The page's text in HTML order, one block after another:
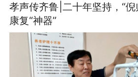
孝声传齐鲁|二十年坚持，“
康复“神器”